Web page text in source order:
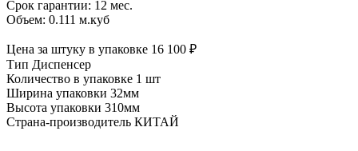
Срок гарантии: 12 мес.
Объем: 0.111 м.куб
Цена за штуку в упаковке 16 100 ₽
Тип Диспенсер
Количество в упаковке 1 шт
Ширина упаковки 32мм
Высота упаковки 310мм
Страна-производитель КИТАЙ